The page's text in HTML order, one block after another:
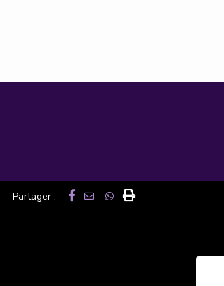
Partager :